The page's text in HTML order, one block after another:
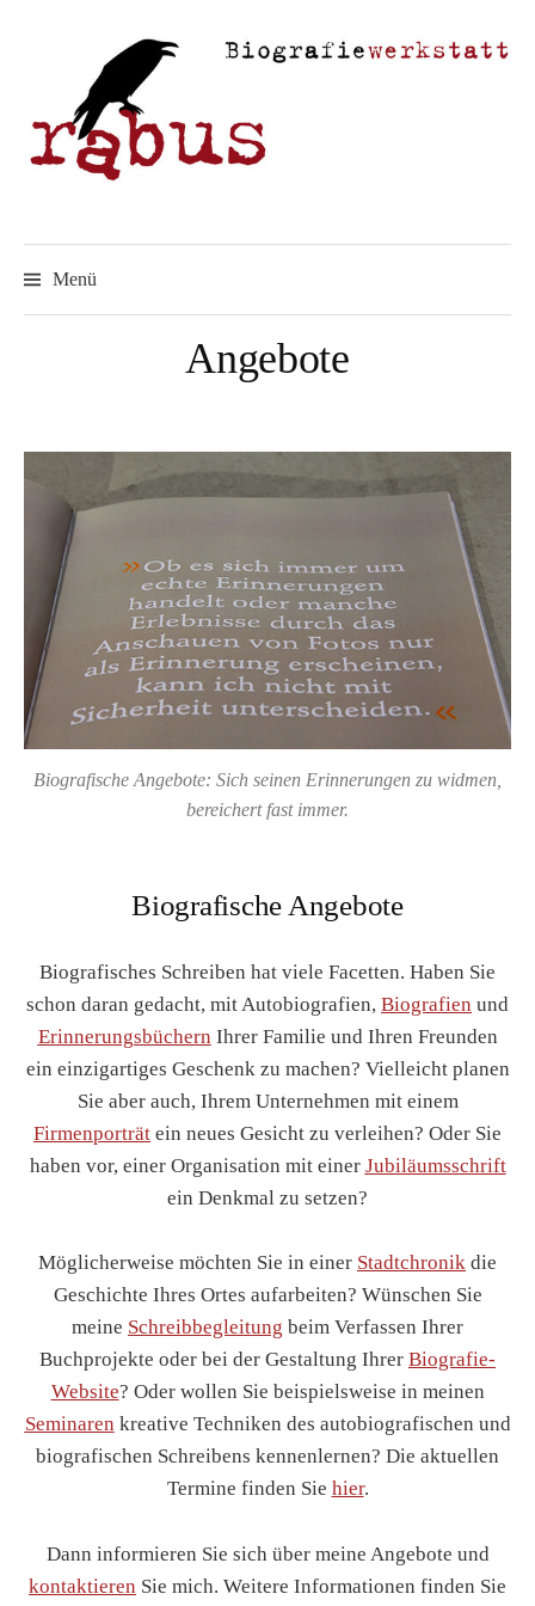
Menü
Angebote
Biografische Angebote: Sich seinen Erinnerungen zu widmen,
bereichert fast immer.
Biografische Angebote
Biografisches Schreiben hat viele Facetten. Haben Sie
schon daran gedacht, mit Autobiografien, Biografien und
Erinnerungsbüchern Ihrer Familie und Ihren Freunden
ein einzigartiges Geschenk zu machen? Vielleicht planen
Sie aber auch, Ihrem Unternehmen mit einem
Firmenporträt ein neues Gesicht zu verleihen? Oder Sie
haben vor, einer Organisation mit einer Jubiläumsschrift
ein Denkmal zu setzen?
Möglicherweise möchten Sie in einer Stadtchronik die
Geschichte Ihres Ortes aufarbeiten? Wünschen Sie
meine Schreibbegleitung beim Verfassen Ihrer
Buchprojekte oder bei der Gestaltung Ihrer Biografie-
Website? Oder wollen Sie beispielsweise in meinen
Seminaren kreative Techniken des autobiografischen und
biografischen Schreibens kennenlernen? Die aktuellen
Termine finden Sie hier.
Dann informieren Sie sich über meine Angebote und
kontaktieren Sie mich. Weitere Informationen finden Sie